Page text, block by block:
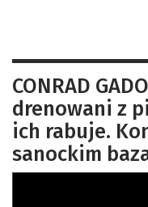
CONRAD
drenowani z
ich rabuje.
sanockim